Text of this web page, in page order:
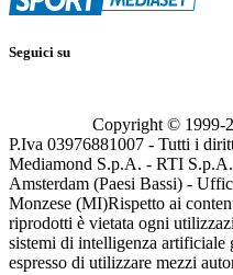
Seguici su
Copyright © 1999-
P.Iva 03976881007 - Tutti i
Mediamond S.p.A. - RTI
Amsterdam (Paesi Bassi) -
Monzese (MI)Rispetto ai
riprodotti è vietata ogni
sistemi di intelligenza artificiale
espresso di utilizzare mezzi